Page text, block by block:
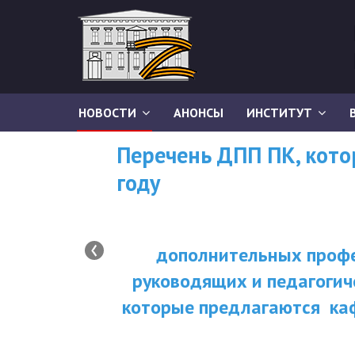
НОВОСТИ АНОНСЫ ИНСТИТУТ
Перечень ДПП ПК,
году
дополнительных
руководящих и
которые предлагаются
‹